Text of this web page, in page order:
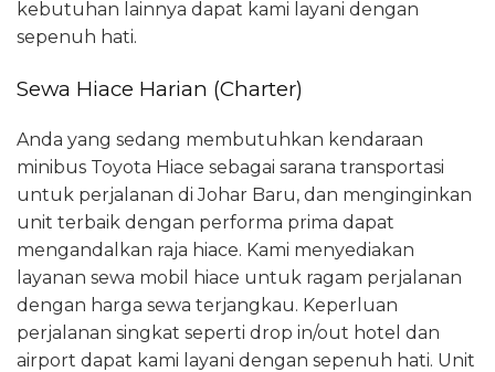
kebutuhan lainnya dapat kami layani dengan
sepenuh hati.
Sewa Hiace Harian (Charter)
Anda yang sedang membutuhkan kendaraan
minibus Toyota Hiace sebagai sarana transportasi
untuk perjalanan di Johar Baru, dan menginginkan
unit terbaik dengan performa prima dapat
mengandalkan raja hiace. Kami menyediakan
layanan sewa mobil hiace untuk ragam perjalanan
dengan harga sewa terjangkau. Keperluan
perjalanan singkat seperti drop in/out hotel dan
airport dapat kami layani dengan sepenuh hati. Unit